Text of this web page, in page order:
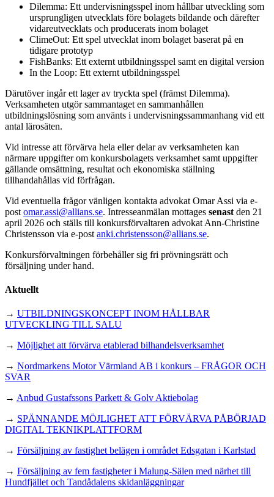
Dilemma: Ett undervisningsspel inom hållbar utveckling som
ursprungligen utvecklats före bolagets bildande och därefter
vidareutvecklats och producerats inom bolaget
ClimeOut: Ett spel utvecklat inom bolaget baserat på en
tidigare prototyp
FishBanks: Ett externt utbildningsspel samt en digital version
In the Loop: Ett externt utbildningsspel
Därutöver ingår ett lager av tryckta spel (främst Dilemma).
Verksamheten utgör sammantaget en sammanhållen
utbildningslösning som använts i undervisningssammanhang vid ett
antal lärosäten.
Vid intresse att förvärva hela eller delar av verksamheten kan
närmare uppgifter om konkursbolagets verksamhet samt uppgifter
gällande omsättning, resultat och ekonomiska ställning
tillhandahållas vid förfrågan.
Vid eventuella frågor vänligen kontakta advokat Omar Assi via e-
post omar.assi@allians.se. Intresseanmälan mottages senast den 21
april 2026 och ställs till konkursförvaltaren advokat Ann-Christine
Christensson via e-post anki.christensson@allians.se.
Konkursförvaltningen förbehåller sig fri prövningsrätt och
försäljning under hand.
Aktuellt
→ UTBILDNINGSKONCEPT INOM HÅLLBAR
UTVECKLING TILL SALU
→ Möjlighet att förvärva etablerad bilhandelsverksamhet
→ Nordmarkens Motor Värmland AB i konkurs – FRÅGOR OCH
SVAR
→ Anbud Gustafssons Parkett & Golv Aktiebolag
→ SPÄNNANDE MÖJLIGHET ATT FÖRVÄRVA PÅBÖRJAD
DIGITAL TEKNIKPLATTFORM
→ Försäljning av fastighet belägen i området Edsgatan i Karlstad
→ Försäljning av fem fastigheter i Malung-Sälen med närhet till
Hundfjället och Tandådalens skidanläggningar